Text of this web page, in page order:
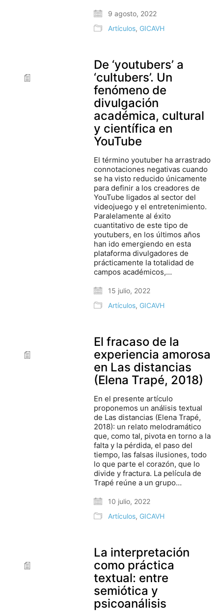
9 agosto, 2022
Artículos, GICAVH
De ‘youtubers’ a
‘cultubers’. Un
fenómeno de
divulgación
académica, cultural
y científica en
YouTube
El término youtuber ha arrastrado
connotaciones negativas cuando
se ha visto reducido únicamente
para definir a los creadores de
YouTube ligados al sector del
videojuego y el entretenimiento.
Paralelamente al éxito
cuantitativo de este tipo de
youtubers, en los últimos años
han ido emergiendo en esta
plataforma divulgadores de
prácticamente la totalidad de
campos académicos,…
15 julio, 2022
Artículos, GICAVH
El fracaso de la
experiencia amorosa
en Las distancias
(Elena Trapé, 2018)
En el presente artículo
proponemos un análisis textual
de Las distancias (Elena Trapé,
2018): un relato melodramático
que, como tal, pivota en torno a la
falta y la pérdida, el paso del
tiempo, las falsas ilusiones, todo
lo que parte el corazón, que lo
divide y fractura. La película de
Trapé reúne a un grupo…
10 julio, 2022
Artículos, GICAVH
La interpretación
como práctica
textual: entre
semiótica y
psicoanálisis